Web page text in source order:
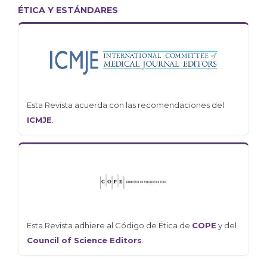
ÉTICA Y ESTÁNDARES
Esta Revista acuerda con las recomendaciones del
ICMJE.
Esta Revista adhiere al Código de Ética de COPE y del
Council of Science Editors.